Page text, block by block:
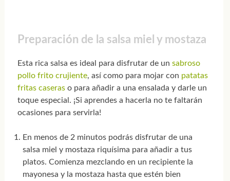
Preparación de la salsa miel y mostaza
Esta rica salsa es ideal para disfrutar de un sabroso
pollo frito crujiente, así como para mojar con patatas
fritas caseraso para añadir a una ensalada y darle un
toque especial. ¡Si aprendes a hacerla no te faltarán
ocasiones para servirla!
En menos de 2 minutos podrás disfrutar de una
salsa miel y mostaza riquísima para añadir a tus
platos. Comienza mezclando en un recipiente la
mayonesa y la mostaza hasta que estén bien